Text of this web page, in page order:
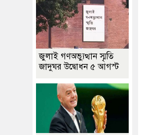
জুলাই গণঅভ্যুত্থান স্মৃতি
জাদুঘর উদ্বোধন ৫ আগস্ট